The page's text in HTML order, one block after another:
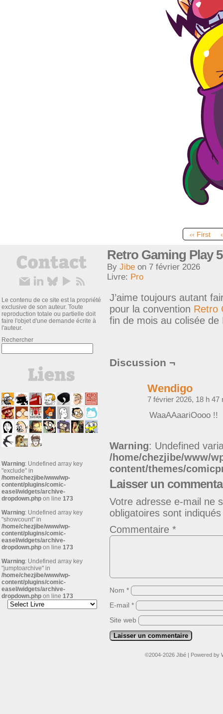
‹‹ First
Le contenu de ce site est la propriété
exclusive de son auteur. Toute
reproduction totale ou partielle doit
faire l'objet d'une demande écrite à
l'auteur.
Rechercher
Warning: Undefined array key
"exclude" in
/home/chezjibe/www/wp-
content/plugins/comic-
easel/widgets/archive-
dropdown.php on line 173
Warning: Undefined array key
"showcount" in
/home/chezjibe/www/wp-
content/plugins/comic-
easel/widgets/archive-
dropdown.php on line 173
Warning: Undefined array key
"jumptoarchive" in
/home/chezjibe/www/wp-
content/plugins/comic-
easel/widgets/archive-
dropdown.php on line 173
Retro Gaming Play 5
By Jibe on 7 février 2026
Livre: Pro
J’aime toujours autant
pour la convention Retro
fin de mois au colisée de
Discussion ¬
Wendigo
7 février 2026, 18 h 47
WaaAAaariOooo !!
Warning: Undefined
/home/chezjibe/www/
content/themes/
Laisser un
Votre adresse e-mail ne
obligatoires sont
Commentaire *
Nom *
E-mail *
Site web
©2004-2026 Jibé | Powered by